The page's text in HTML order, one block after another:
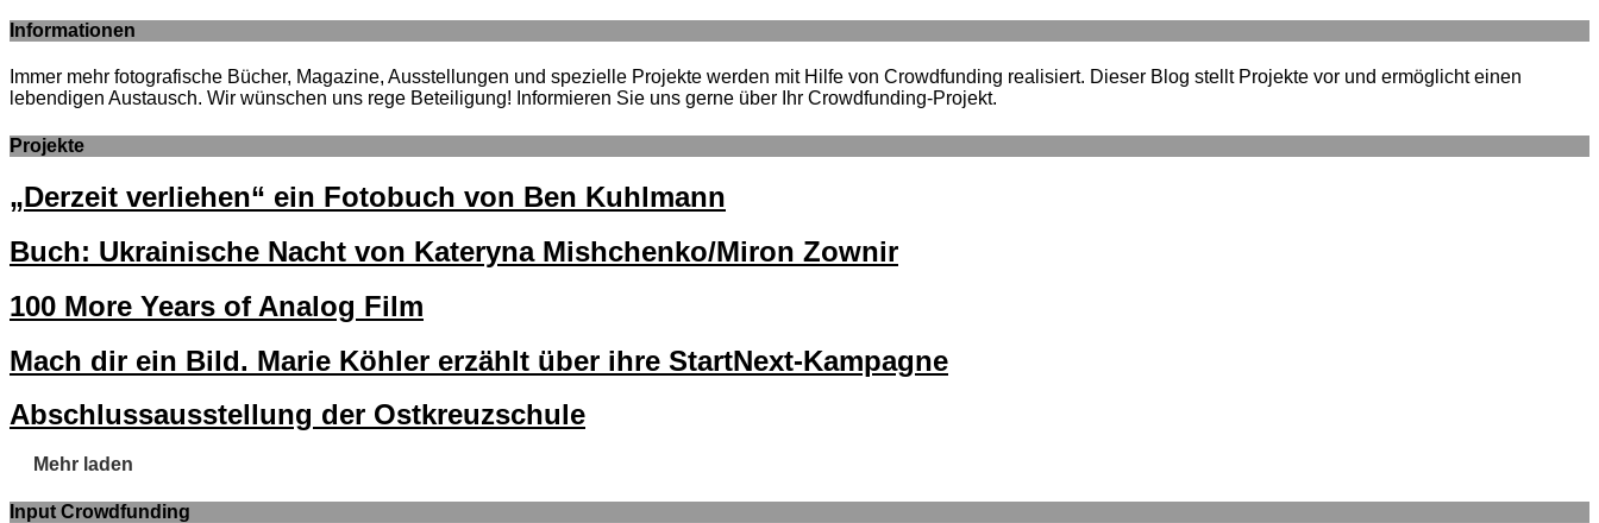
Informationen
Immer mehr fotografische Bücher, Magazine, Ausstellungen und spezielle Projekte werden mit Hilfe von Crowdfunding realisiert. Dieser Blog stellt Projekte vor und ermöglicht einen
lebendigen Austausch. Wir wünschen uns rege Beteiligung! Informieren Sie uns gerne über Ihr Crowdfunding-Projekt.
Projekte
„Derzeit verliehen“ ein Fotobuch von Ben Kuhlmann
Buch: Ukrainische Nacht von Kateryna Mishchenko/Miron Zownir
100 More Years of Analog Film
Mach dir ein Bild. Marie Köhler erzählt über ihre StartNext-Kampagne
Abschlussausstellung der Ostkreuzschule
Mehr laden
Input Crowdfunding